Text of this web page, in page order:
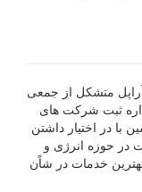
آراپل متشکل از جمعی
و خلاق به شمار 29119 در اداره ثبت شرکت های
با در اختیار داشتن
در حوزه انرژی و
خدمات در شاًن